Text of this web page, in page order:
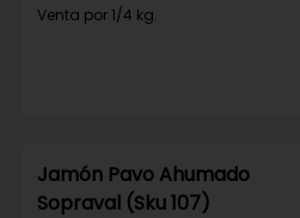
Venta por 1/4 kg.
Jamón Pavo Ahumado
Sopraval (Sku 107)